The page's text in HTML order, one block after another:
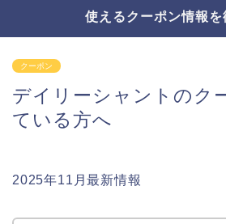
使えるクーポン情報を
クーポン
デイリーシャントのク
ている方へ
2025年11月最新情報